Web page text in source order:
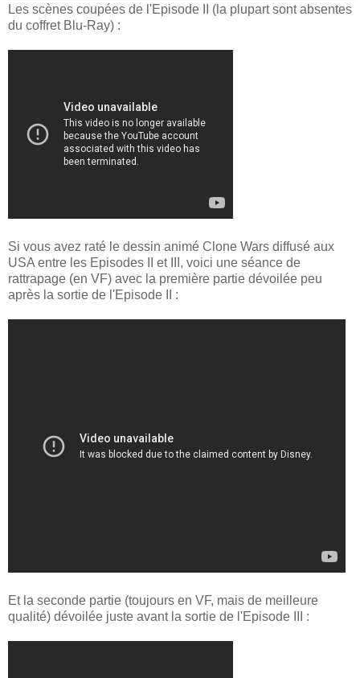
Les scènes coupées de l'Episode II (la plupart sont absentes
du coffret Blu-Ray) :
Si vous avez raté le dessin animé Clone Wars diffusé aux
USA entre les Episodes II et III, voici une séance de
rattrapage (en VF) avec la première partie dévoilée peu
après la sortie de l'Episode II :
Et la seconde partie (toujours en VF, mais de meilleure
qualité) dévoilée juste avant la sortie de l'Episode III :